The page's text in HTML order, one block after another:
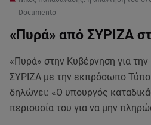
Documento
«Πυρά» από ΣΥΡΙΖΑ
«Πυρά» στην Κυβέρνηση για
ΣΥΡΙΖΑ με την εκπρόσωπο
δηλώνει: «Ο υπουργός
περιουσία του για να μην